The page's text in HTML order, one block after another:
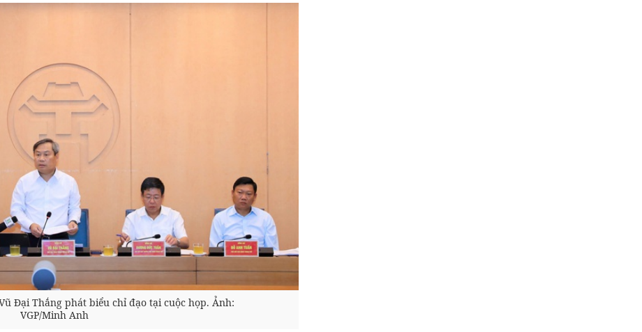
Đại Thắng phát biểu chỉ đạo tại cuộc họp. Ảnh:
VGP/Minh Anh